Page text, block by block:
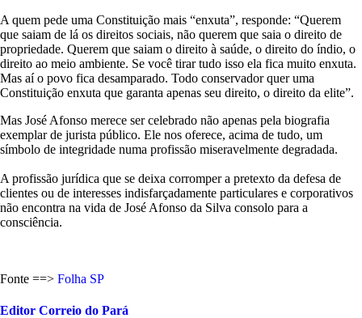
A quem pede uma Constituição mais “enxuta”, responde: “Querem
que saiam de lá os direitos sociais, não querem que saia o direito de
propriedade. Querem que saiam o direito à saúde, o direito do índio, o
direito ao meio ambiente. Se você tirar tudo isso ela fica muito enxuta.
Mas aí o povo fica desamparado. Todo conservador quer uma
Constituição enxuta que garanta apenas seu direito, o direito da elite”.
Mas José Afonso merece ser celebrado não apenas pela biografia
exemplar de jurista público. Ele nos oferece, acima de tudo, um
símbolo de integridade numa profissão miseravelmente degradada.
A profissão jurídica que se deixa corromper a pretexto da defesa de
clientes ou de interesses indisfarçadamente particulares e corporativos
não encontra na vida de José Afonso da Silva consolo para a
consciência.
Fonte ==> Folha SP
Editor Correio do Pará